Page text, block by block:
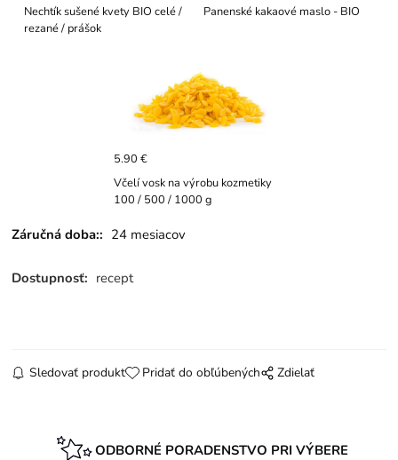
Nechtík sušené kvety BIO celé /
rezané / prášok
Panenské kakaové maslo - BIO
5.90 €
Včelí vosk na výrobu kozmetiky
100 / 500 / 1000 g
Záručná doba:: 24 mesiacov
Dostupnosť: recept
Sledovať produkt Pridať do obľúbených Zdielať
ODBORNÉ PORADENSTVO PRI VÝBERE